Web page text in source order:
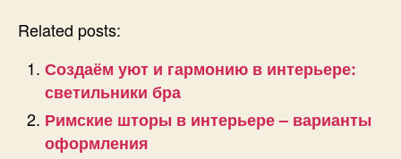
Related posts:
Создаём уют и гармонию в интерьере:
светильники бра
Римские шторы в интерьере – варианты
оформления